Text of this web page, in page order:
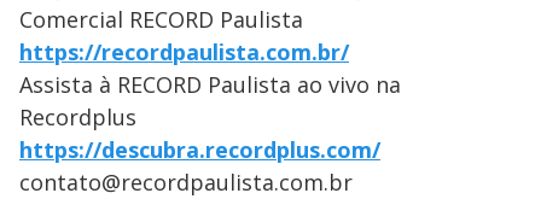
Comercial RECORD Paulista
https://recordpaulista.com.br/
Assista à RECORD Paulista ao vivo na
Recordplus
https://descubra.recordplus.com/
contato@recordpaulista.com.br